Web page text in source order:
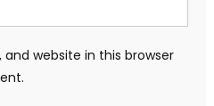
website in this browser